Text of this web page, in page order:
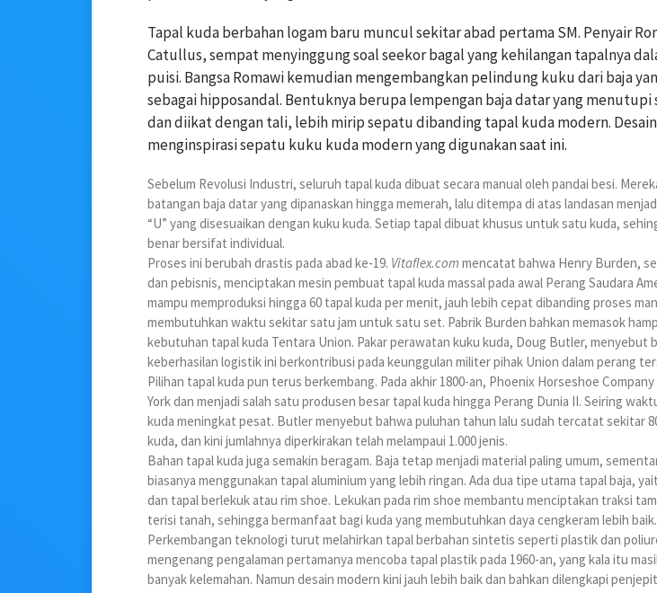
Tapal kuda berbahan logam baru muncul sekitar abad pertama SM. Penyair
Catullus, sempat menyinggung soal seekor bagal yang kehilangan tapalnya
puisi. Bangsa Romawi kemudian mengembangkan pelindung kuku dari baja
sebagai hipposandal. Bentuknya berupa lempengan baja datar yang
dan diikat dengan tali, lebih mirip sepatu dibanding tapal kuda modern.
menginspirasi sepatu kuku kuda modern yang digunakan saat ini.
Sebelum Revolusi Industri, seluruh tapal kuda dibuat secara manual oleh pandai besi.
batangan baja datar yang dipanaskan hingga memerah, lalu ditempa di atas landasan
“U” yang disesuaikan dengan kuku kuda. Setiap tapal dibuat khusus untuk satu kuda,
benar bersifat individual.
Proses ini berubah drastis pada abad ke-19. Vitaflex.com mencatat bahwa Henry Burden,
dan pebisnis, menciptakan mesin pembuat tapal kuda massal pada awal Perang Saudara
mampu memproduksi hingga 60 tapal kuda per menit, jauh lebih cepat dibanding proses
membutuhkan waktu sekitar satu jam untuk satu set. Pabrik Burden bahkan memasok
kebutuhan tapal kuda Tentara Union. Pakar perawatan kuku kuda, Doug Butler, menyebut
keberhasilan logistik ini berkontribusi pada keunggulan militer pihak Union dalam perang
Pilihan tapal kuda pun terus berkembang. Pada akhir 1800-an, Phoenix Horseshoe
York dan menjadi salah satu produsen besar tapal kuda hingga Perang Dunia II. Seiring
kuda meningkat pesat. Butler menyebut bahwa puluhan tahun lalu sudah tercatat sekitar
kuda, dan kini jumlahnya diperkirakan telah melampaui 1.000 jenis.
Bahan tapal kuda juga semakin beragam. Baja tetap menjadi material paling umum,
biasanya menggunakan tapal aluminium yang lebih ringan. Ada dua tipe utama tapal baja,
dan tapal berlekuk atau rim shoe. Lekukan pada rim shoe membantu menciptakan traksi
terisi tanah, sehingga bermanfaat bagi kuda yang membutuhkan daya cengkeram lebih baik.
Perkembangan teknologi turut melahirkan tapal berbahan sintetis seperti plastik dan
mengenang pengalaman pertamanya mencoba tapal plastik pada 1960-an, yang kala itu
banyak kelemahan. Namun desain modern kini jauh lebih baik dan bahkan dilengkapi